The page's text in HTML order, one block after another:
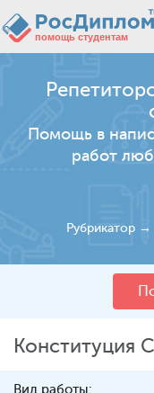
Помощь в
работ
Рубрикатор→
Конституция
Вид работы: